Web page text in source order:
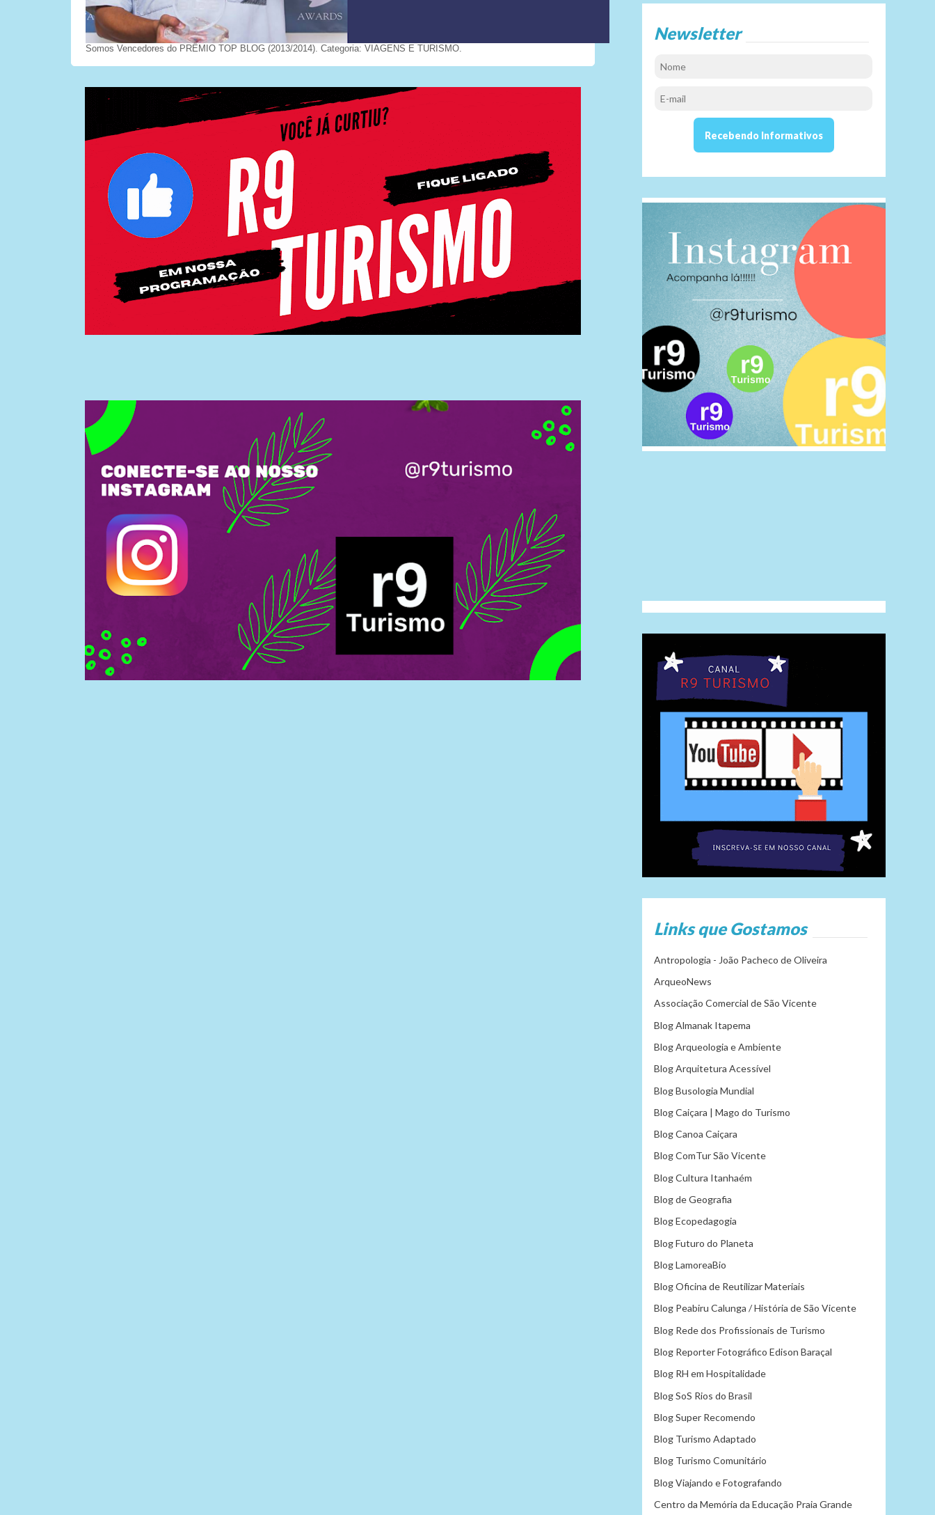
Somos Vencedores do PRÊMIO TOP BLOG (2013/2014). Categoria: VIAGENS E TURISMO.
Newsletter
Links que Gostamos
Antropologia - João Pacheco de Oliveira
ArqueoNews
Associação Comercial de São Vicente
Blog Almanak Itapema
Blog Arqueologia e Ambiente
Blog Arquitetura Acessível
Blog Busologia Mundial
Blog Caiçara | Mago do Turismo
Blog Canoa Caiçara
Blog ComTur São Vicente
Blog Cultura Itanhaém
Blog de Geografia
Blog Ecopedagogia
Blog Futuro do Planeta
Blog LamoreaBio
Blog Oficina de Reutilizar Materiais
Blog Peabiru Calunga / História de São Vicente
Blog Rede dos Profissionais de Turismo
Blog Reporter Fotográfico Edison Baraçal
Blog RH em Hospitalidade
Blog SoS Rios do Brasil
Blog Super Recomendo
Blog Turismo Adaptado
Blog Turismo Comunitário
Blog Viajando e Fotografando
Centro da Memória da Educação Praia Grande